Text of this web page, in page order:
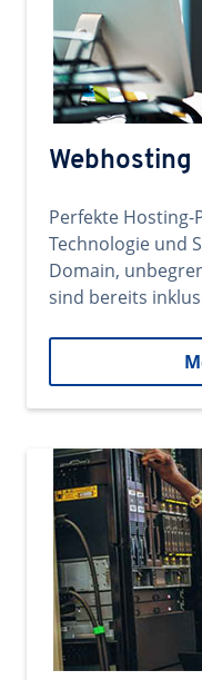
Webhosting
Perfekte
Technologie und
Domain,
sind bereits